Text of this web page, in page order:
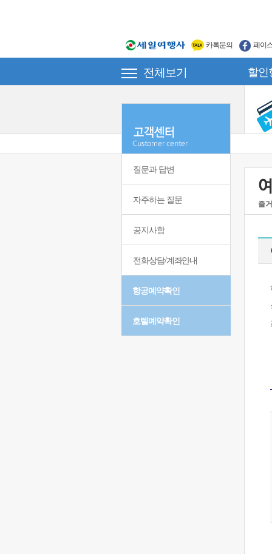
카톡문의 페이
전체보기 할인
질문과 답변
자주하는 질문
공지사항
전화상담/계좌안내
항공예약확인
호텔예약확인
즐